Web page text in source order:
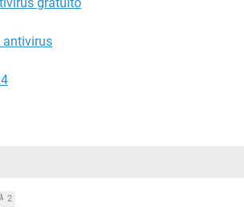
antivirus
2